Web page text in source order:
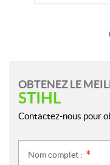
OBTENEZ LE
STIHL
Contactez-nous pour
Nom complet :